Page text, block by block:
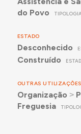
do Povo
ESTADO
Desconhecido
Construído
OUTRAS UTILIZAÇÕES
Organização ˃
Freguesia